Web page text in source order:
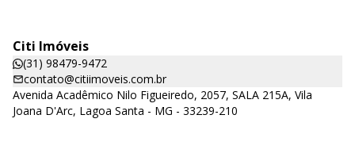
Citi Imóveis
(31) 98479-9472
contato@citiimoveis.com.br
Avenida Acadêmico Nilo Figueiredo, 2057, SALA 215A, Vila
Joana D'Arc, Lagoa Santa - MG - 33239-210